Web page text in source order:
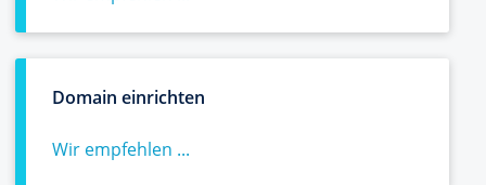
Domain einrichten
Wir empfehlen ...